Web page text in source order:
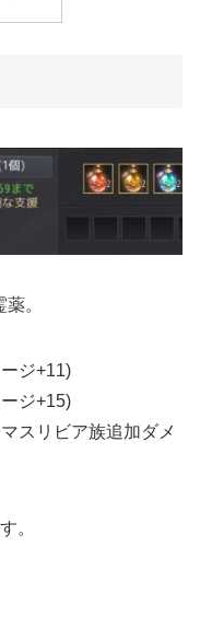
。
ジ+11)
ジ+15)
スリビア族追加ダメ
。